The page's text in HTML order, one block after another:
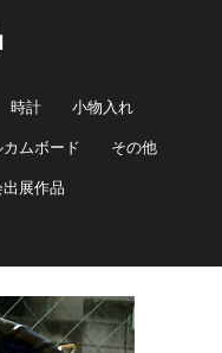
時計 小物入れ
カムボード その他
展作品